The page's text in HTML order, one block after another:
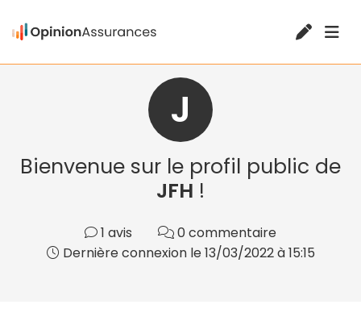
J
Bienvenue sur le profil public de
JFH !
1 avis
0 commentaire
Dernière connexion le 13/03/2022 à 15:15